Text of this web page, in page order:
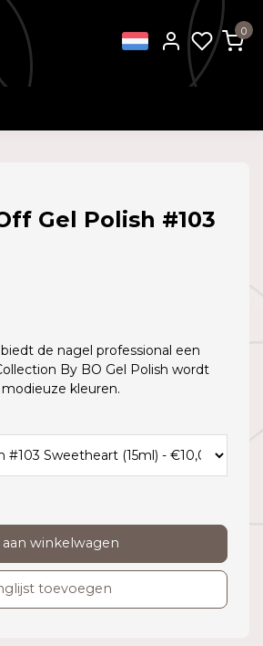
0
Gel Polish #103
de nagel professional een
By BO Gel Polish wordt
kleuren.
winkelwagen
toevoegen